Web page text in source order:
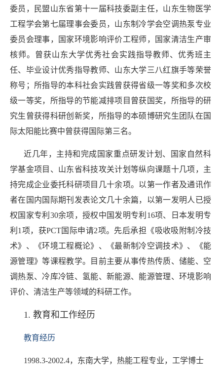
委员，民盟山东省第十一届科技委副主任，山东生物医学
工程学会第七届理事会委员，山东制冷学会空调热泵专业
委员会理事，国家环境影响评价工程师，国家清洁生产审
核师。曾获山东大学优秀社会实践指导教师、优秀班主
任、毕业设计优秀指导教师、山东大学三八红旗手等荣誉
称号；所指导的本科社会实践曾获得省级一等奖和多次校
级一等奖，所指导的节能减排项目曾获国奖，所指导的研
究生曾获得科研创新奖，所指导的本硕博研究生团队在国
际太阳能比赛中曾获得国际第三名。
近几年，主持和完成国家重点研发计划、国家自然科
学基金项目、山东省科技攻关计划等纵向课题十几项，主
持完成企业委托科研项目几十余项。以第一作者及通讯作
者在国内国际期刊发表论文几十余篇，以第一发明人已授
权国家专利30余项，授权中国发明专利16项、日本发明专
利1项，获PCT国际申请2项。先后承担《吸收吸附制冷技
术》、《环境工程概论》、《最新制冷空调技术》、《能
源管理》等课程教学。目前主要从事传热传质、储能、空
调热泵、冷库冷链、氢能、新能源、能源管理、环境影响
评价、清洁生产等领域的科研工作。
1. 教育和工作经历
教育经历
1998.3-2002.4，东南大学，热能工程专业，工学博士